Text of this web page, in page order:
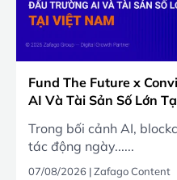
Fund The Future x
AI Và Tài Sản Số Lớn
Trong bối cảnh AI,
tác động ngày......
07/08/2026 |Zafago Content